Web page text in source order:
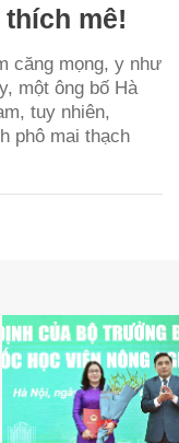
mê!
căng mọng, y như
một ông bố Hà
tuy nhiên,
phô mai thạch